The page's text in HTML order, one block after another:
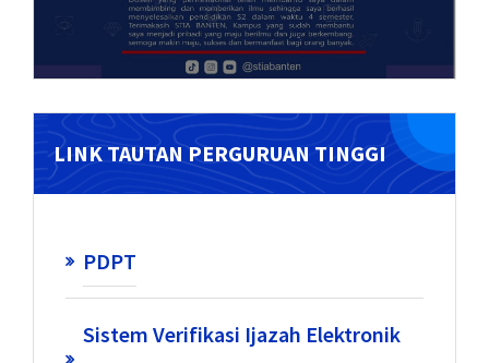
LINK TAUTAN PERGURUAN TINGGI
PDPT
Sistem Verifikasi Ijazah Elektronik